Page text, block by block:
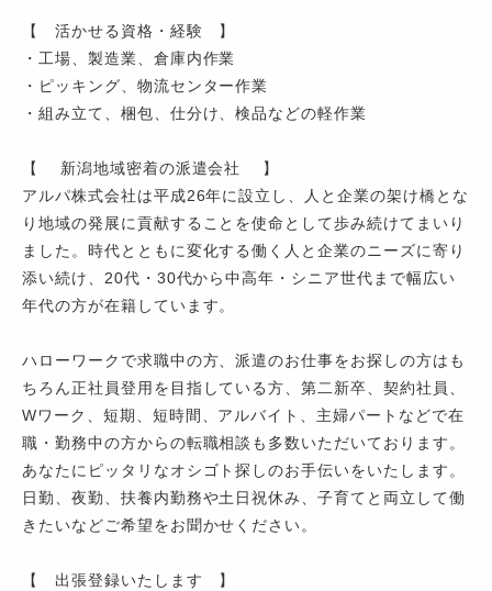
【 活かせる資格・経験 】
・工場、製造業、倉庫内作業
・ピッキング、物流センター作業
・組み立て、梱包、仕分け、検品などの軽作業
【 新潟地域密着の派遣会社 】
アルパ株式会社は平成26年に設立し、人と企業の架け橋とな
り地域の発展に貢献することを使命として歩み続けてまいり
ました。時代とともに変化する働く人と企業のニーズに寄り
添い続け、20代・30代から中高年・シニア世代まで幅広い
年代の方が在籍しています。
ハローワークで求職中の方、派遣のお仕事をお探しの方はも
ちろん正社員登用を目指している方、第二新卒、契約社員、
Wワーク、短期、短時間、アルバイト、主婦パートなどで在
職・勤務中の方からの転職相談も多数いただいております。
あなたにピッタリなオシゴト探しのお手伝いをいたします。
日勤、夜勤、扶養内勤務や土日祝休み、子育てと両立して働
きたいなどご希望をお聞かせください。
【 出張登録いたします 】